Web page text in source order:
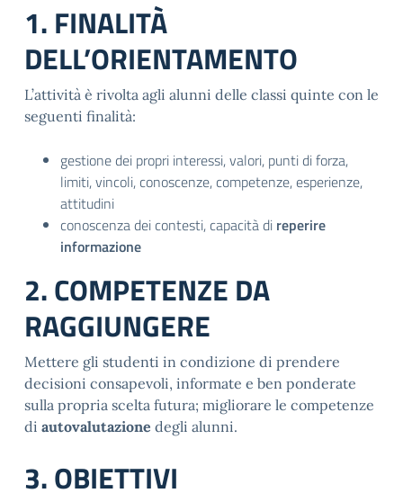
1. FINALITÀ
DELL’ORIENTAMENTO
L’attività è rivolta agli alunni delle classi quinte con le
seguenti finalità:
gestione dei propri interessi, valori, punti di forza,
limiti, vincoli, conoscenze, competenze, esperienze,
attitudini
conoscenza dei contesti, capacità di reperire
informazione
2. COMPETENZE DA
RAGGIUNGERE
Mettere gli studenti in condizione di prendere
decisioni consapevoli, informate e ben ponderate
sulla propria scelta futura; migliorare le competenze
di autovalutazione degli alunni.
3. OBIETTIVI